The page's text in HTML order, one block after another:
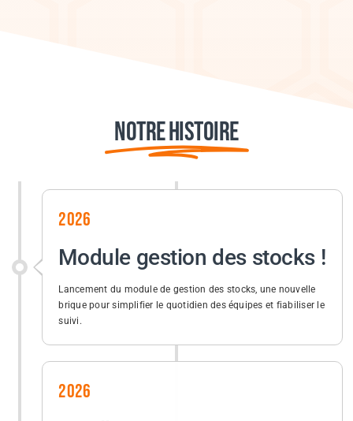
Notre histoire
2026
Module gestion des stocks !
Lancement du module de gestion des stocks, une nouvelle
brique pour simplifier le quotidien des équipes et fiabiliser le
suivi.
2026